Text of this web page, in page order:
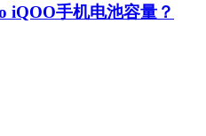
iQOO手机电池容量？